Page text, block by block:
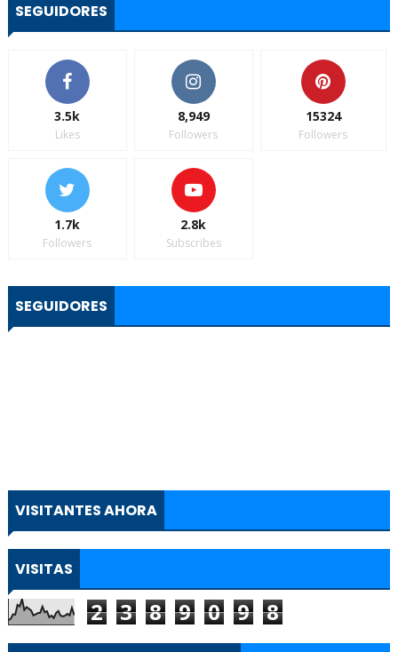
SEGUIDORES
3.5k
Likes
8,949
Followers
15324
Followers
1.7k
Followers
2.8k
Subscribes
SEGUIDORES
VISITANTES AHORA
VISITAS
2 3 8 9 0 9 8